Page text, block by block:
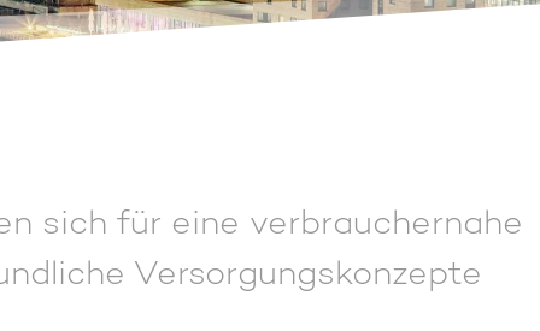
sich für eine verbrauchernahe
Versorgungs­konzepte